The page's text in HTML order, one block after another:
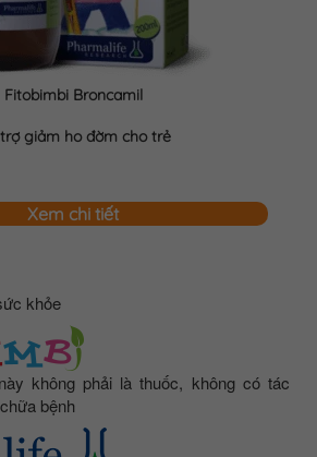
Fitobimbi Broncamil
giảm ho đờm cho trẻ
Xem chi tiết
khỏe
không phải là thuốc, không có tác
bệnh